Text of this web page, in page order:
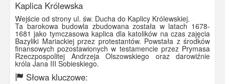
Kaplica Królewska
Wejście od strony ul. św. Ducha do Kaplicy Królewskiej.
Ta barokowa budowla zbudowana została w latach 1678-
1681 jako tymczasowa kaplica dla katolików na czas zajęcia
Bazyliki Mariackiej przez protestantów. Powstała z środków
finansowych pozostawionych w testamencie przez Prymasa
Rzeczpospolitej Andrzeja Olszowskiego oraz darowiźnie
króla Jana III Sobieskiego.
Słowa kluczowe: